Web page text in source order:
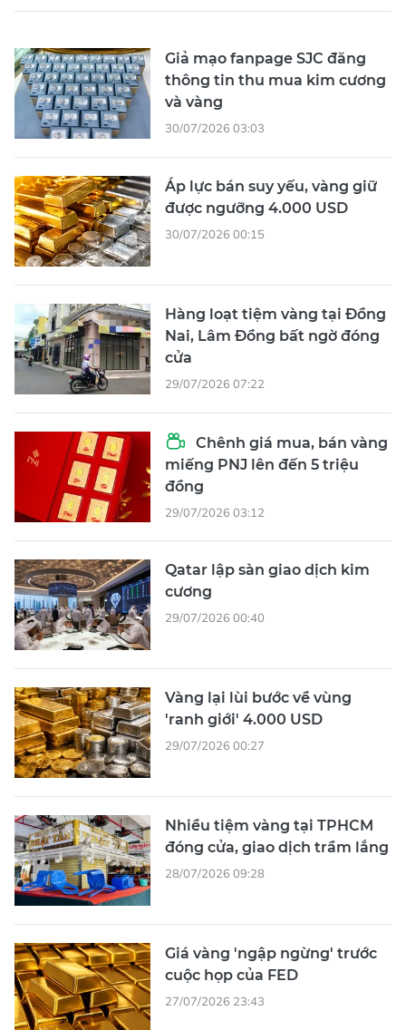
Giả mạo fanpage SJC đăng
thông tin thu mua kim cương
và vàng
30/07/2026 03:03
Áp lực bán suy yếu, vàng giữ
được ngưỡng 4.000 USD
30/07/2026 00:15
Hàng loạt tiệm vàng tại Đồng
Nai, Lâm Đồng bất ngờ đóng
cửa
29/07/2026 07:22
Chênh giá mua, bán vàng
miếng PNJ lên đến 5 triệu
đồng
29/07/2026 03:12
Qatar lập sàn giao dịch kim
cương
29/07/2026 00:40
Vàng lại lùi bước về vùng
'ranh giới' 4.000 USD
29/07/2026 00:27
Nhiều tiệm vàng tại TPHCM
đóng cửa, giao dịch trầm lắng
28/07/2026 09:28
Giá vàng 'ngập ngừng' trước
cuộc họp của FED
27/07/2026 23:43